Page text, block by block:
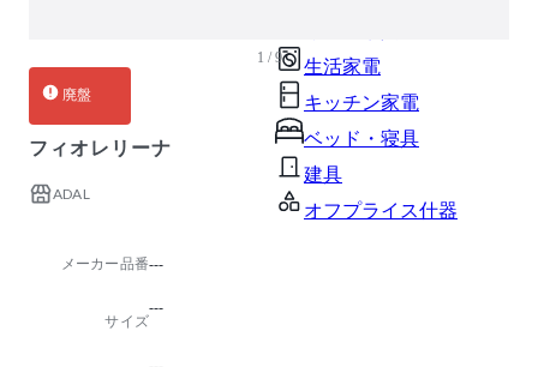
生活家電
キッチン家電
ベッド・寝具
建具
オフプライス什器
1 / 9
廃盤
フィオレリーナ
ADAL
メーカー品番---
サイズ
---